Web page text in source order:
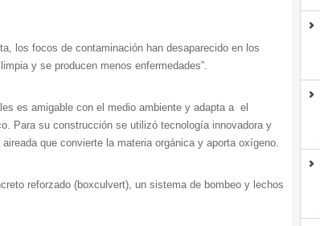
los focos de contaminación han desaparecido en los
y se producen menos enfermedades”.
es amigable con el medio ambiente y adapta a el
Para su construcción se utilizó tecnología innovadora y
que convierte la materia orgánica y aporta oxígeno.
reforzado (boxculvert), un sistema de bombeo y lechos